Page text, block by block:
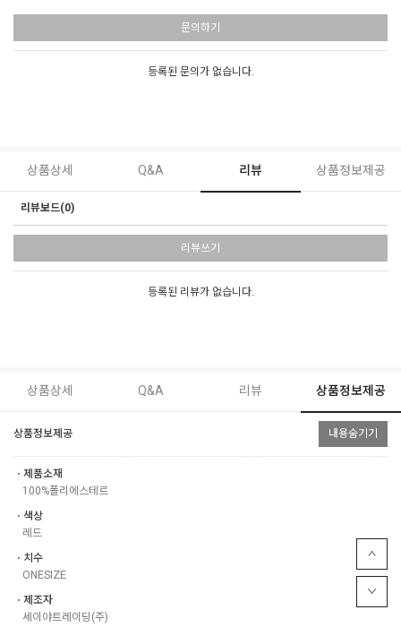
문의하기
등록된 문의가 없습니다.
상품상세 Q&A 리뷰 상품정보제공
리뷰보드(0)
리뷰쓰기
등록된 리뷰가 없습니다.
상품상세 Q&A 리뷰 상품정보제공
상품정보제공 내용숨기기
ㆍ제품소재
100%폴리에스테르
ㆍ색상
레드
ㆍ치수
ONESIZE
ㆍ제조자
세이야트레이딩(주)